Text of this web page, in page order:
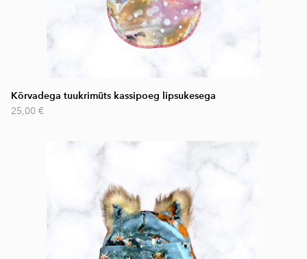
Kõrvadega tuukrimüts kassipoeg lipsukesega
25,00 €